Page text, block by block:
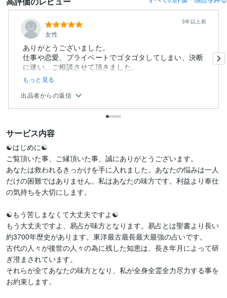
女性
3年以上前
ありがとうございました。
仕事や恋愛、プライベートでゴタゴタしてしまい、決断
もっと見る
出品者からの返信
サービス内容
☯はじめに☯
ご覧頂いた事、ご縁頂いた事、誠にありがとうございます。
あなたは救われるきっかけを手に入れました。あなたの悩みは一人
だけの困難ではありません。私はあなたの味方です。利益より奉仕
の気持ちを大切にします。
☯もう苦しまなくて大丈夫ですよ☯
もう大丈夫ですよ、易占が味方となります。易占とは聖書より長い
約3700年歴史があります。東洋最古最長最大最強の占いです。
古代の人々が後世の人々の為に残した知恵は、長き年月によって研
ぎ澄まされています。
それらが全てあなたの味方となり、私が全身全霊全力尽力する事を
お約束します。